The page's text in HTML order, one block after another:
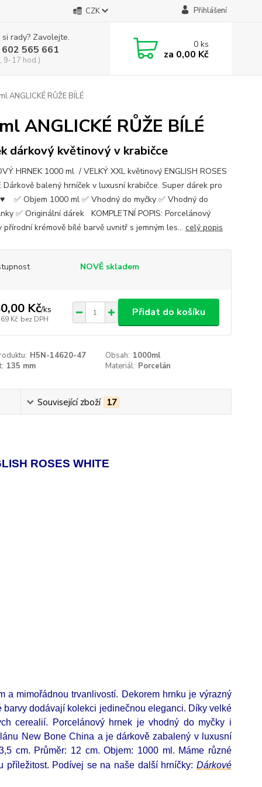
CZK Přihlášení
rady? Zavolejte.
565 661
9-17 hod.)
0ks
za 0,00 Kč
ANGLICKÉ RŮŽE BÍLÉ
ANGLICKÉ RŮŽE BÍLÉ
dárkový květinový v krabičce
HRNEK 1000 ml / VELKÝ XXL květinový ENGLISH ROSES
Dárkově balený hrníček v luxusní krabičce. Super dárek pro
✅ Objem 1000 ml ✅ Vhodný do myčky ✅ Vhodný do
✅ Originální dárek KOMPLETNÍ POPIS: Porcelánový
přírodní krémově bílé barvě uvnitř s jemným les... celý popis
NOVĚ skladem
Kč/ks
Kč bez DPH
Přidat do košíku
H5N-14620-47 Obsah: 1000ml
135 mm Materiál: Porcelán
Související zboží 17
ROSES WHITE
a mimořádnou trvanlivostí. Dekorem hrnku je výrazný
dodávají kolekci jedinečnou eleganci. Díky velké
cerealií.
Porcelánový hrnek je vhodný do myčky i
New Bone China a je dárkově zabalený v luxusní
cm. Průměr: 12 cm. Objem: 1000 ml. Máme různé
příležitost. Podívej se na naše další hrníčky: Dárkové